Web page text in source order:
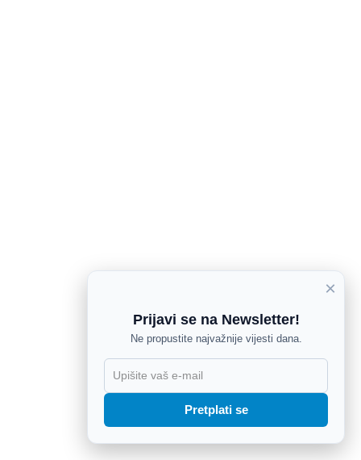
×
Prijavi se na Newsletter!
Ne propustite najvažnije vijesti dana.
Pretplati se